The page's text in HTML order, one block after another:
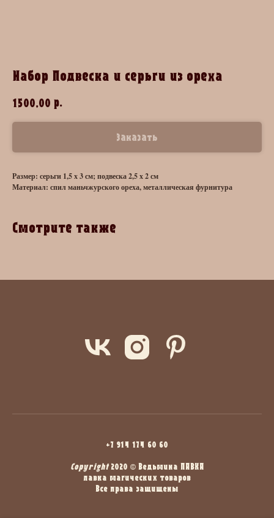
Набор Подвеска и серьги из ореха
1500,00 р.
Заказать
Размер: серьги 1,5 х 3 см; подвеска 2,5 х 2 см
Материал: спил маньчжурского ореха, металлическая фурнитура
Смотрите также
+7 914 174 60 60
Copyright2020 © Ведьмина ЛАВКА
лавка магических товаров
Все права защищены